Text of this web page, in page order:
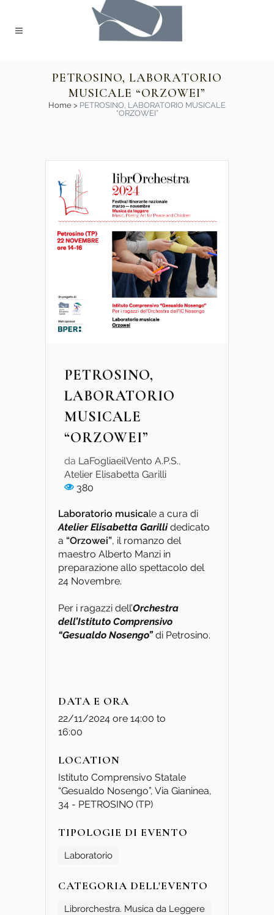
PETROSINO, LABORATORIO
MUSICALE “ORZOWEI”
Home > PETROSINO, LABORATORIO MUSICALE
“ORZOWEI”
PETROSINO,
LABORATORIO
MUSICALE
“ORZOWEI”
da LaFogliaeilVento A.P.S.,
Atelier Elisabetta Garilli
380
Laboratorio musicale a cura di
Atelier Elisabetta Garillidedicato
a “Orzowei”, il romanzo del
maestro Alberto Manzi in
preparazione allo spettacolo del
24 Novembre.
Per i ragazzi dell’Orchestra
dell’Istituto Comprensivo
“Gesualdo Nosengo” di Petrosino.
DATA E ORA
22/11/2024 ore 14:00 to
16:00
LOCATION
Istituto Comprensivo Statale
“Gesualdo Nosengo”, Via Gianinea,
34 - PETROSINO (TP)
TIPOLOGIE DI EVENTO
Laboratorio
CATEGORIA DELL'EVENTO
Librorchestra. Musica da Leggere